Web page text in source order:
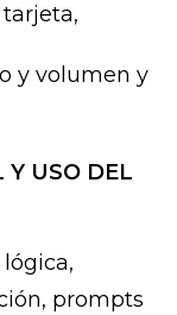
y volumen y
Y USO DEL
prompts